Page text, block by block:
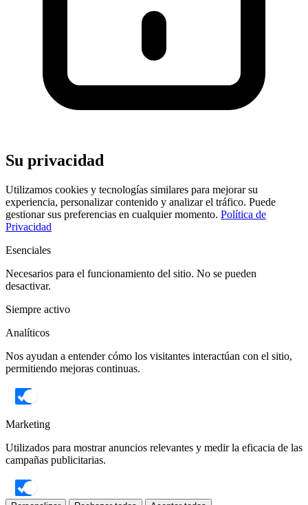
Su privacidad
Utilizamos cookies y tecnologías similares para mejorar su
experiencia, personalizar contenido y analizar el tráfico. Puede
gestionar sus preferencias en cualquier momento. Política de
Privacidad
Esenciales
Necesarios para el funcionamiento del sitio. No se pueden
desactivar.
Siempre activo
Analíticos
Nos ayudan a entender cómo los visitantes interactúan con el sitio,
permitiendo mejoras continuas.
Marketing
Utilizados para mostrar anuncios relevantes y medir la eficacia de las
campañas publicitarias.